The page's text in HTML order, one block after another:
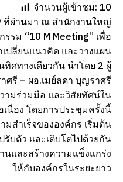
จำนวนผู้เข้าชม: 10
ที่ผ่านมา ณ สำนักงานใหญ่
รม “10 M Meeting” เพื่อ
ปลี่ยนแนวคิด และวางแผน
ศทางเดียวกัน นำโดย 2 ผู้
รี – ผอ.เมย์ลดา บุญราศรี
ามร่วมมือ และวิสัยทัศน์ใน
นื่อง โดยการประชุมครั้งนี้
สำเร็จขององค์กร เริ่มต้น
บตัว และเติบโตไปด้วยกัน
นและสร้างความแข็งแกร่ง
ให้กับองค์กรในระยะยาว